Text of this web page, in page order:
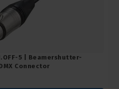
5 | Beamershutter-
Connector